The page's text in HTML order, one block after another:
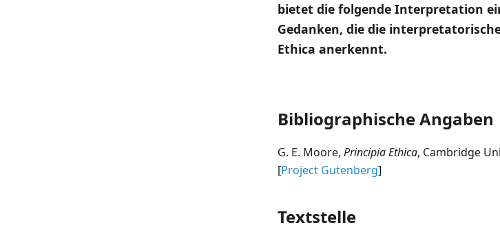
bietet die folgende Interpretation
Gedanken, die die
Ethica anerkennt.
Bibliographische Angaben
G. E. Moore, Principia Ethica, Cambridge
[Project Gutenberg]
Textstelle